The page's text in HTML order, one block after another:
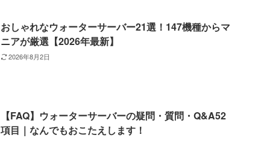
おしゃれなウォーターサーバー21選！147機種からマ
ニアが厳選【2026年最新】
2026年8月2日
【FAQ】ウォーターサーバーの疑問・質問・Q&A52
項目｜なんでもおこたえします！